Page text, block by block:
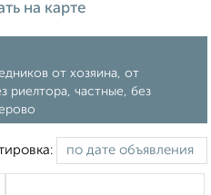
на карте
от хозяина, от
риелтора, частные, без